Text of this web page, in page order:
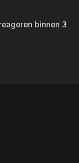
binnen 3